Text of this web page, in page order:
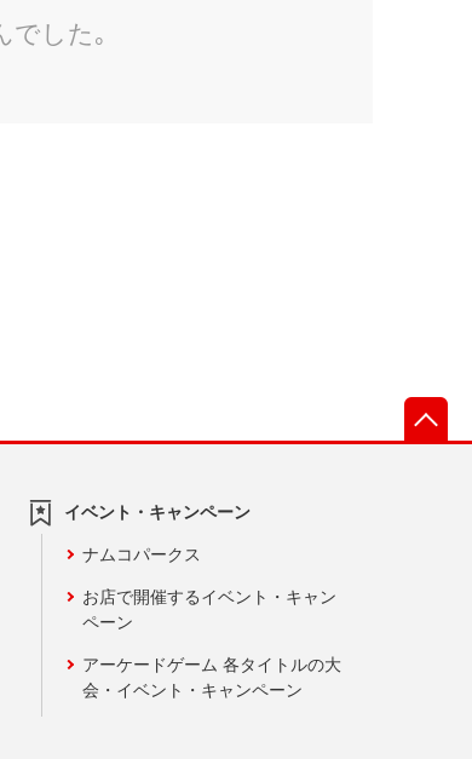
イベント・キャンペーン
ナムコパークス
お店で開催するイベント・キャン
ペーン
アーケードゲーム 各タイトルの大
会・イベント・キャンペーン